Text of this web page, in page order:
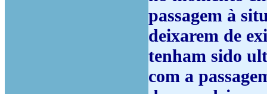
passagem à
deixarem de
tenham sido
com a